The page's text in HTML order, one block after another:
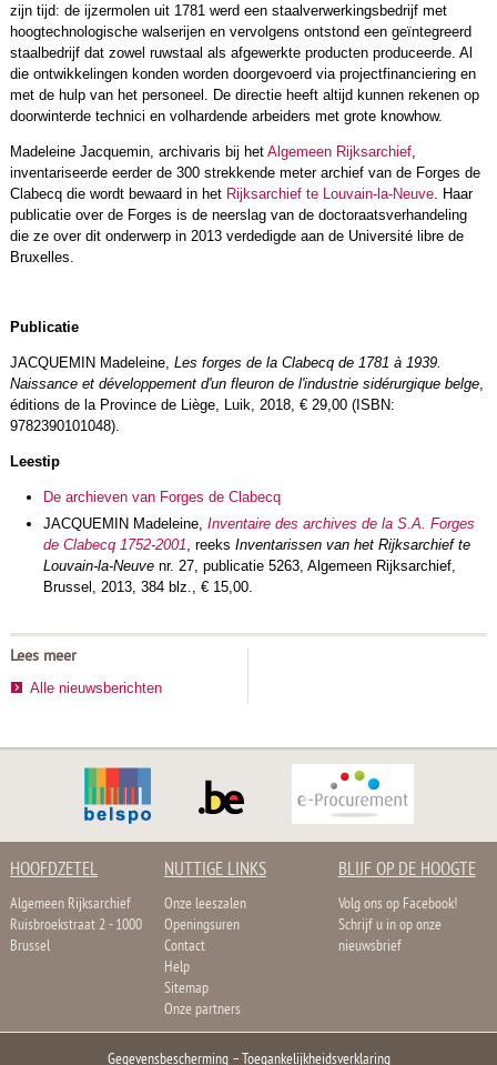
zijn tijd: de ijzermolen uit 1781 werd een staalverwerkingsbedrijf met
hoogtechnologische walserijen en vervolgens ontstond een geïntegreerd
staalbedrijf dat zowel ruwstaal als afgewerkte producten produceerde. Al
die ontwikkelingen konden worden doorgevoerd via projectfinanciering en
met de hulp van het personeel. De directie heeft altijd kunnen rekenen op
doorwinterde technici en volhardende arbeiders met grote knowhow.
Madeleine Jacquemin, archivaris bij het Algemeen Rijksarchief,
inventariseerde eerder de 300 strekkende meter archief van de Forges de
Clabecq die wordt bewaard in het Rijksarchief te Louvain-la-Neuve. Haar
publicatie over de Forges is de neerslag van de doctoraatsverhandeling
die ze over dit onderwerp in 2013 verdedigde aan de Université libre de
Bruxelles.
Publicatie
JACQUEMIN Madeleine, Les forges de la Clabecq de 1781 à 1939.
Naissance et développement d'un fleuron de l'industrie sidérurgique belge,
éditions de la Province de Liège, Luik, 2018, € 29,00 (ISBN:
9782390101048).
Leestip
De archieven van Forges de Clabecq
JACQUEMIN Madeleine, Inventaire des archives de la S.A. Forges
de Clabecq 1752-2001 , reeks Inventarissen van het Rijksarchief te
Louvain-la-Neuve nr. 27, publicatie 5263, Algemeen Rijksarchief,
Brussel, 2013, 384 blz., € 15,00.
Lees meer
Alle nieuwsberichten
HOOFDZETEL
Algemeen Rijksarchief
Ruisbroekstraat 2 - 1000
Brussel
NUTTIGE LINKS
Onze leeszalen
Openingsuren
Contact
Help
Sitemap
Onze partners
BLIJF OP DE HOOGTE
Volg ons op Facebook!
Schrijf u in op onze
nieuwsbrief
Gegevensbescherming–Toegankelijkheidsverklaring